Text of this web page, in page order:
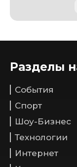
Разделы
События
Спорт
Шоу-Бизнес
Технологии
Интернет